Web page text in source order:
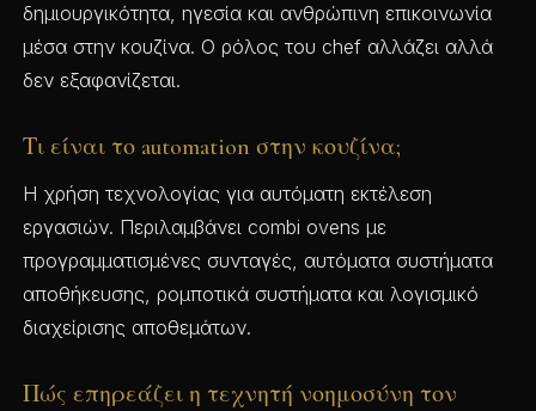
δημιουργικότητα, ηγεσία και ανθρώπινη επικοινωνία
μέσα στην κουζίνα. Ο ρόλος του chef αλλάζει αλλά
δεν εξαφανίζεται.
Τι είναι το automation στην κουζίνα;
Η χρήση τεχνολογίας για αυτόματη εκτέλεση
εργασιών. Περιλαμβάνει combi ovens με
προγραμματισμένες συνταγές, αυτόματα συστήματα
αποθήκευσης, ρομποτικά συστήματα και λογισμικό
διαχείρισης αποθεμάτων.
Πώς επηρεάζει η τεχνητή νοημοσύνη τον